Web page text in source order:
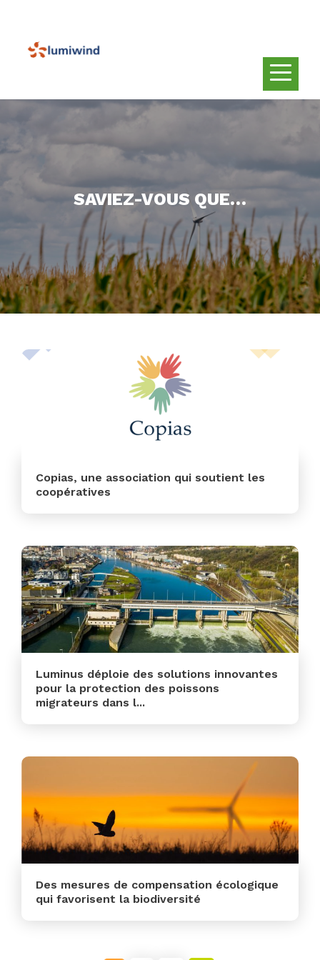
SAVIEZ-VOUS QUE…
Copias, une association qui soutient les
coopératives
En savoir plus
Luminus déploie des solutions innovantes
pour la protection des poissons
migrateurs dans l...
En savoir plus
Des mesures de compensation écologique
qui favorisent la biodiversité
En savoir plus